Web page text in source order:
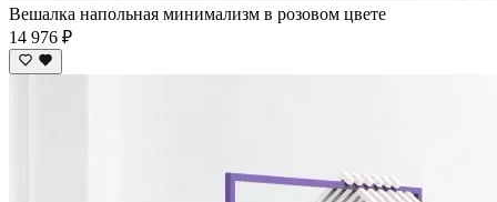
Вешалка напольная минимализм в розовом цвете
14 976 ₽